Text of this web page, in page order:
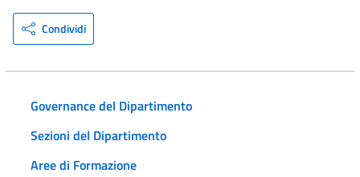
Condividi
Governance del Dipartimento
Sezioni del Dipartimento
Aree di Formazione